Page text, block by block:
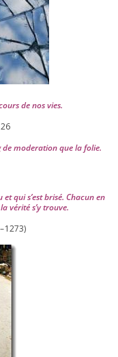
de nos vies.
26
de mode­ra­tion que la folie.
qui s’est bri­sé. Chacun en
véri­té s’y trouve.
–1273)